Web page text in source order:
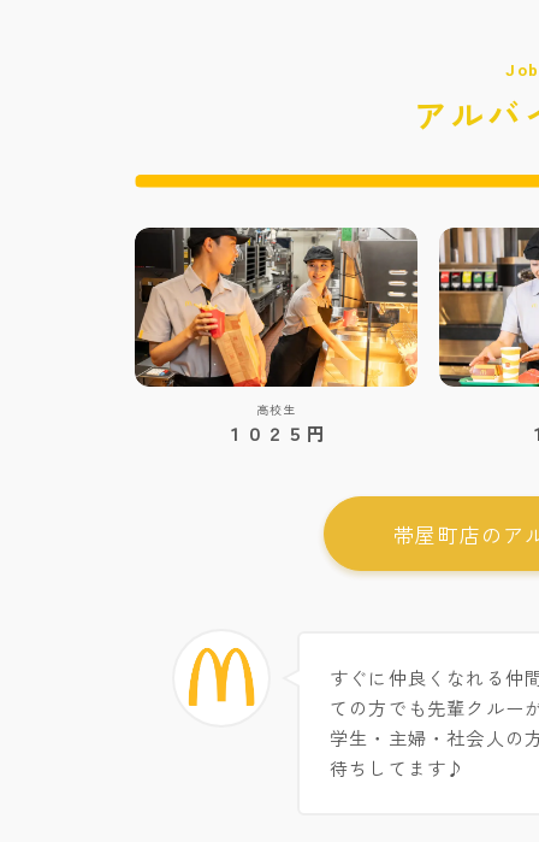
アルバ
高校生
１０２５円
帯屋町店のア
すぐに仲良くなれる仲
ての方でも先輩クルー
学生・主婦・社会人の
待ちしてます♪